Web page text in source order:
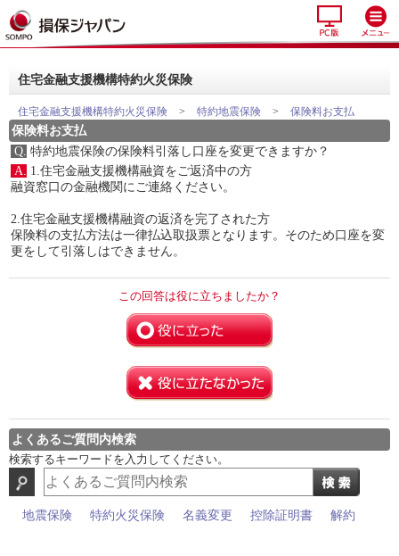
住宅金融支援機構特約火災保険
住宅金融支援機構特約火災保険 > 特約地震保険 > 保険料お支払
保険料お支払
Q. 特約地震保険の保険料引落し口座を変更できますか？
A. 1.住宅金融支援機構融資をご返済中の方
融資窓口の金融機関にご連絡ください。
2.住宅金融支援機構融資の返済を完了された方
保険料の支払方法は一律払込取扱票となります。 そのため口座を変
更をして引落しはできません。
この回答は役に立ちましたか？
よくあるご質問内検索
検索するキーワードを入力してください。
地震保険 特約火災保険 名義変更 控除証明書 解約